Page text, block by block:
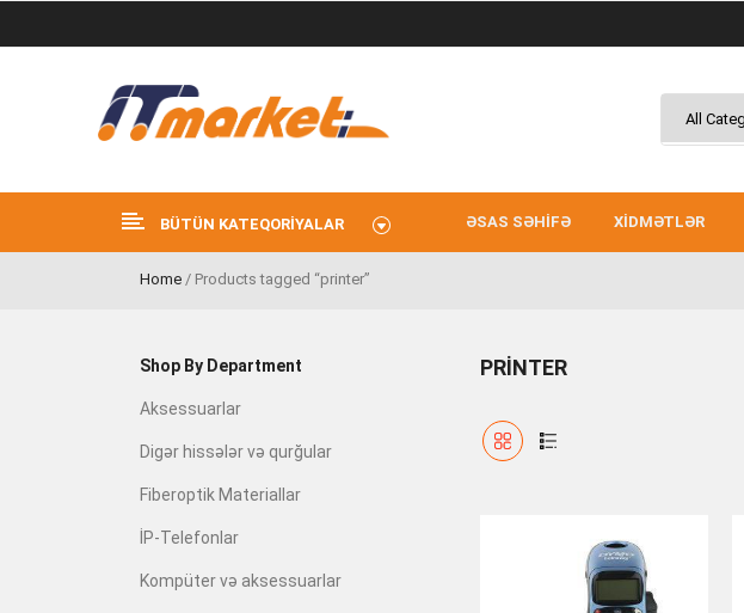
BÜTÜN KATEQORIYALAR ƏSAS SƏHIFƏ XIDMƏTLƏR
Home / Products tagged “printer”
Shop By Department
Aksessuarlar
Digər hissələr və qurğular
Fiberoptik Materiallar
İP-Telefonlar
Kompüter və aksessuarlar
PRINTER